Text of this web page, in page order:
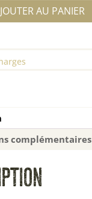
AU PANIER
complémentaires